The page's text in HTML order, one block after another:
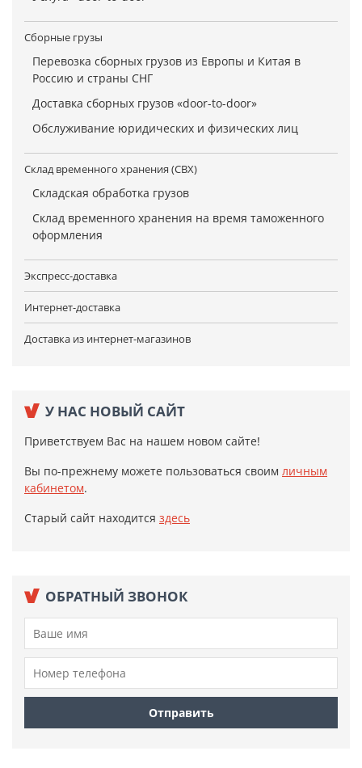
Сборные грузы
Перевозка сборных грузов из Европы и Китая в
Россию и страны СНГ
Доставка сборных грузов «door-to-door»
Обслуживание юридических и физических лиц
Склад временного хранения (СВХ)
Складская обработка грузов
Склад временного хранения на время таможенного
оформления
Экспресс-доставка
Интернет-доставка
Доставка из интернет-магазинов
У НАС НОВЫЙ САЙТ
Приветствуем Вас на нашем новом сайте!
Вы по-прежнему можете пользоваться своим личным
кабинетом.
Старый сайт находится здесь
ОБРАТНЫЙ ЗВОНОК